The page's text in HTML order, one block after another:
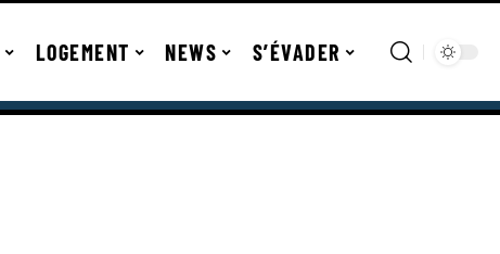
LOGEMENT NEWS S’ÉVADER